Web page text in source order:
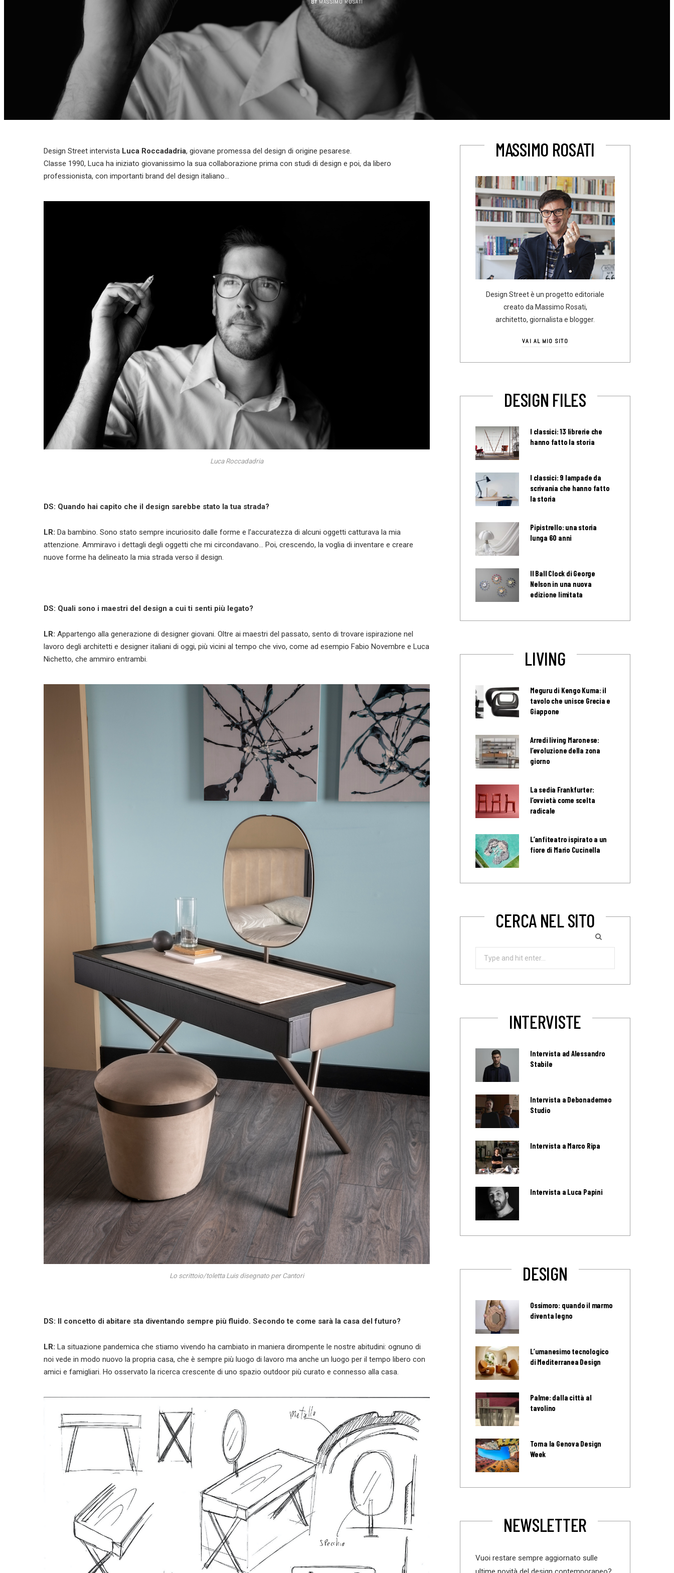
Design Street intervista Luca Roccadadria, giovane promessa del design di origine pesarese.
Classe 1990, Luca ha iniziato giovanissimo la sua collaborazione prima con studi di design e poi, da libero
professionista, con importanti brand del design italiano…
Luca Roccadadria
DS: Quando hai capito che il design sarebbe stato la tua strada?
LR: Da bambino. Sono stato sempre incuriosito dalle forme e l’accuratezza di alcuni oggetti catturava la mia
attenzione. Ammiravo i dettagli degli oggetti che mi circondavano… Poi, crescendo, la voglia di inventare e creare
nuove forme ha delineato la mia strada verso il design.
DS: Quali sono i maestri del design a cui ti senti più legato?
LR: Appartengo alla generazione di designer giovani. Oltre ai maestri del passato, sento di trovare ispirazione nel
lavoro degli architetti e designer italiani di oggi, più vicini al tempo che vivo, come ad esempio Fabio Novembre e Luca
Nichetto, che ammiro entrambi.
Lo scrittoio/toletta Luis disegnato per Cantori
DS: Il concetto di abitare sta diventando sempre più fluido. Secondo te come sarà la casa del futuro?
LR: La situazione pandemica che stiamo vivendo ha cambiato in maniera dirompente le nostre abitudini: ognuno di
noi vede in modo nuovo la propria casa, che è sempre più luogo di lavoro ma anche un luogo per il tempo libero con
amici e famigliari. Ho osservato la ricerca crescente di uno spazio outdoor più curato e connesso alla casa.
MASSIMO ROSATI
Design Street è un progetto editoriale
creato da Massimo Rosati,
architetto, giornalista e blogger.
VAI AL MIO SITO
DESIGN FILES
I classici: 13 librerie che
hanno fatto la storia
I classici: 9 lampade da
scrivania che hanno fatto
la storia
Pipistrello: una storia
lunga 60 anni
Il Ball Clock di George
Nelson in una nuova
edizione limitata
LIVING
Meguru di Kengo Kuma: il
tavolo che unisce Grecia e
Giappone
Arredi living Maronese:
l’evoluzione della zona
giorno
La sedia Frankfurter:
l’ovvietà come scelta
radicale
L’anfiteatro ispirato a un
fiore di Mario Cucinella
CERCA NEL SITO
Search
INTERVISTE
Intervista ad Alessandro
Stabile
Intervista a Debonademeo
Studio
Intervista a Marco Ripa
Intervista a Luca Papini
DESIGN
Ossimoro: quando il marmo
diventa legno
L’umanesimo tecnologico
di Mediterranea Design
Palme: dalla città al
tavolino
Torna la Genova Design
Week
NEWSLETTER
Vuoi restare sempre aggiornato sulle